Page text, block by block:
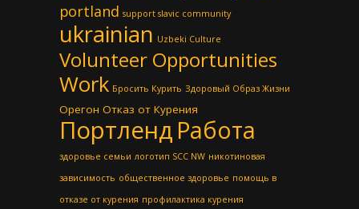
portland support slavic community
ukrainian Uzbeki Culture
Volunteer Opportunities
Work Бросить Курить Здоровый Образ Жизни
Орегон Отказ от Курения
Портленд Работа
здоровье семьи логотип SCC NW никотиновая
зависимость общественное здоровье помощь в
отказе от курения профилактика курения